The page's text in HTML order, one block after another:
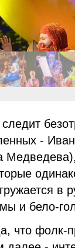
-
в
и бело-
что фолк-